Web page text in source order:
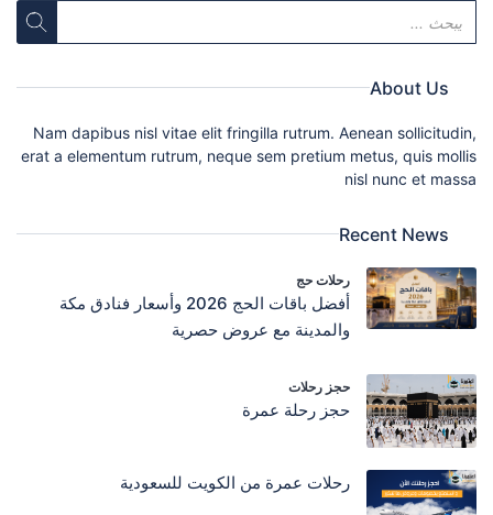
About Us
Nam dapibus nisl vitae elit fringilla rutrum. Aenean sollicitudin,
erat a elementum rutrum, neque sem pretium metus, quis mollis
nisl nunc et massa
Recent News
رحلات حج
أفضل باقات الحج 2026 وأسعار فنادق مكة
والمدينة مع عروض حصرية
حجز رحلات
حجز رحلة عمرة
رحلات عمرة من الكويت للسعودية